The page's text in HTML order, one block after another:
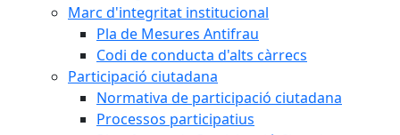
Marc d'integritat institucional
Pla de Mesures Antifrau
Codi de conducta d'alts càrrecs
Participació ciutadana
Normativa de participació ciutadana
Processos participatius